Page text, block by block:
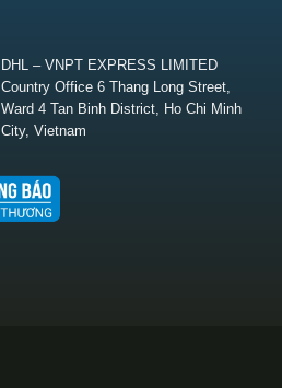
DHL – VNPT EXPRESS LIMITED
Country Office 6 Thang Long Street,
Ward 4 Tan Binh District, Ho Chi Minh
City, Vietnam